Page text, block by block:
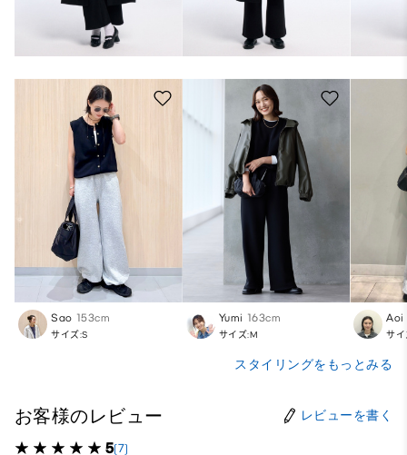
Sao 153cm
サイズ:S
Yumi 163cm
サイズ:M
Aoi
サ
スタイリングをもっとみる
お客様のレビュー レビューを書く
5(7)